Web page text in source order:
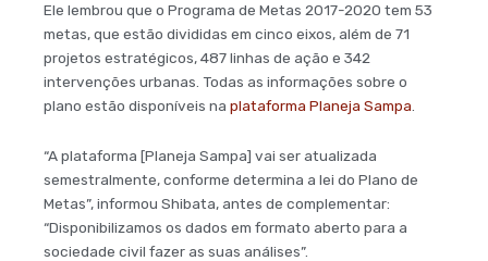
Ele lembrou que o Programa de Metas 2017-2020 tem 53
metas, que estão divididas em cinco eixos, além de 71
projetos estratégicos, 487 linhas de ação e 342
intervenções urbanas. Todas as informações sobre o
plano estão disponíveis na plataforma Planeja Sampa.
“A plataforma [Planeja Sampa] vai ser atualizada
semestralmente, conforme determina a lei do Plano de
Metas”, informou Shibata, antes de complementar:
“Disponibilizamos os dados em formato aberto para a
sociedade civil fazer as suas análises”.